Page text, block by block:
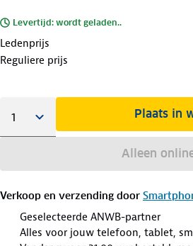
Levertijd: wordt geladen..
Ledenprijs
Reguliere prijs
Plaats in
Alleen
Verkoop en verzending door
Geselecteerde ANWB-partner
Alles voor jouw telefoon, tablet,